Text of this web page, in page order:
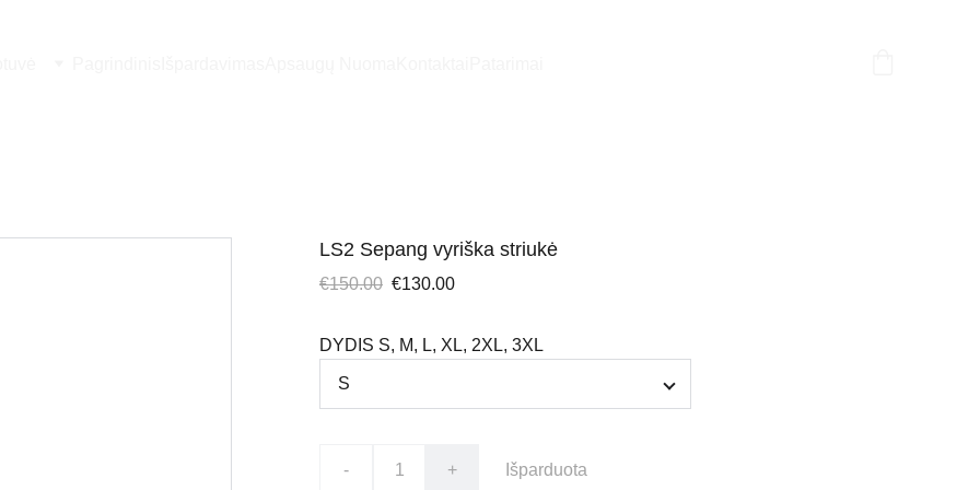
LS2 Sepang vyriška striukė
€150.00 €130.00
DYDIS S, M, L, XL, 2XL, 3XL
- + Išparduota